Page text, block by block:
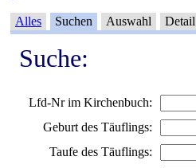
Alles Suchen Auswahl Detail
Suche:
Lfd-Nr im Kirchenbuch:
Geburt des Täuflings:
Taufe des Täuflings: